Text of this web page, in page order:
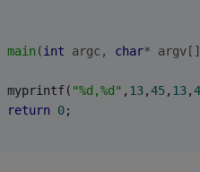
main(int argc, char*
	myprintf(
"%d,%d" , 13,45, 13,
return 0;